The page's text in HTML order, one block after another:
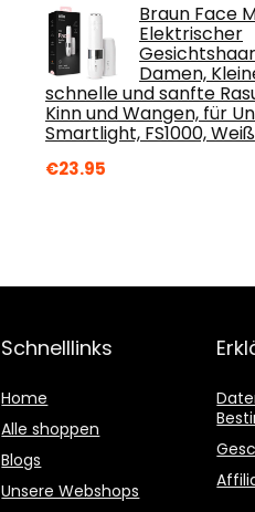
Braun Face
Elektrischer
Damen,
schnelle und sanfte
Kinn und Wangen, für
Smartlight, FS1000, Weiß
€23.95
Schnelllinks
Home
Alle shoppen
Blogs
Unsere Webshops